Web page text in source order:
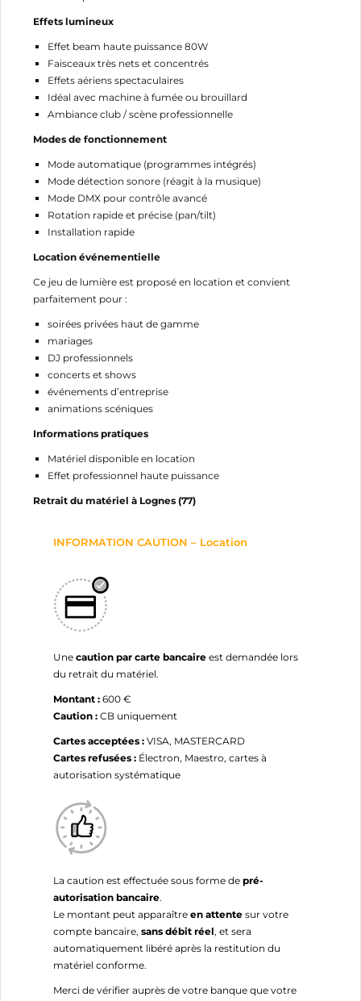
Effets lumineux
Effet beam haute puissance 80W
Faisceaux très nets et concentrés
Effets aériens spectaculaires
Idéal avec machine à fumée ou brouillard
Ambiance club / scène professionnelle
Modes de fonctionnement
Mode automatique (programmes intégrés)
Mode détection sonore (réagit à la musique)
Mode DMX pour contrôle avancé
Rotation rapide et précise (pan/tilt)
Installation rapide
Location événementielle
Ce jeu de lumière est proposé en location et convient
parfaitement pour :
soirées privées haut de gamme
mariages
DJ professionnels
concerts et shows
événements d’entreprise
animations scéniques
Informations pratiques
Matériel disponible en location
Effet professionnel haute puissance
Retrait du matériel à Lognes (77)
INFORMATION CAUTION – Location
Une caution par carte bancaire est demandée lors
du retrait du matériel.
Montant : 600 €
Caution : CB uniquement
Cartes acceptées : VISA, MASTERCARD
Cartes refusées : Électron, Maestro, cartes à
autorisation systématique
La caution est effectuée sous forme de pré-
autorisation bancaire.
Le montant peut apparaître en attente sur votre
compte bancaire, sans débit réel, et sera
automatiquement libéré après la restitution du
matériel conforme.
Merci de vérifier auprès de votre banque que votre
MES LISTES
CRÉER UNE LISTE D'ENVIES
CONNEXION
Vous devez être connecté pour ajouter des produits
à votre liste d'envies.
Annuler